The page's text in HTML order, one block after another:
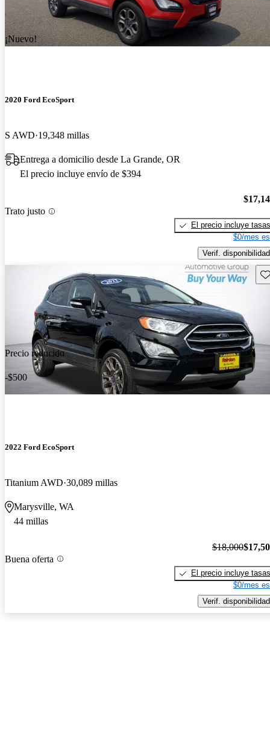
¡Nuevo!
2020 Ford EcoSport
S AWD 19,348 millas
Entrega a domicilio desde La Grande, OR
El precio incluye envío de $394
Trato justo
El precio incluye tasas
$0/mes
Verif. disponibilidad
Precio reducido
-$500
2022 Ford EcoSport
Titanium AWD 30,089 millas
Marysville, WA
44 millas
Buena oferta
$18,000
El precio incluye tasas
$0/mes
Verif. disponibilidad